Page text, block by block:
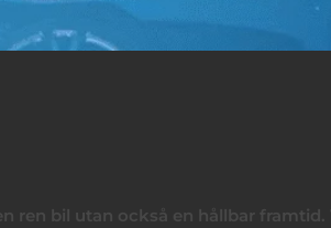
ren bil utan också en hållbar